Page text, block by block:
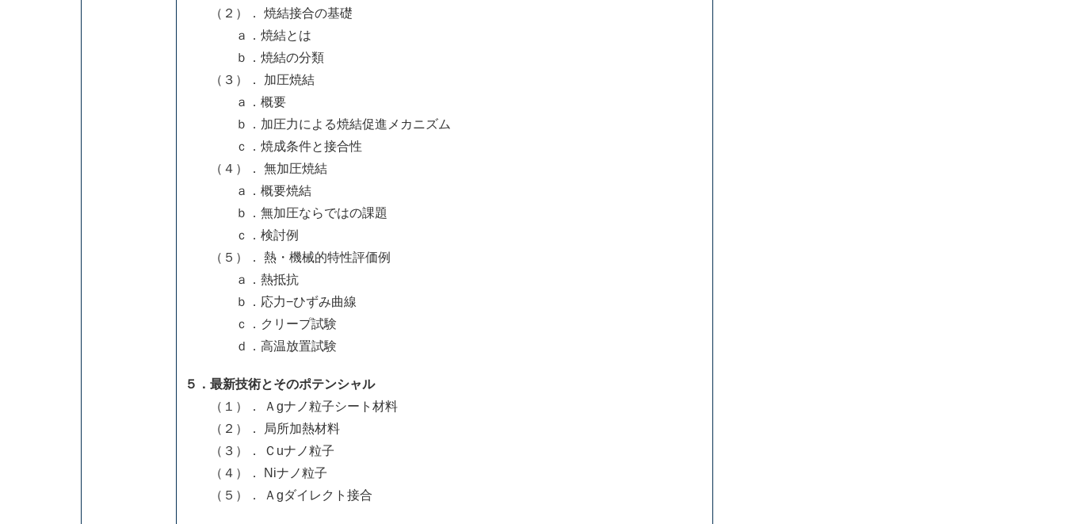
（２）． 焼結接合の基礎
ａ．焼結とは
ｂ．焼結の分類
（３）． 加圧焼結
ａ．概要
ｂ．加圧力による焼結促進メカニズム
ｃ．焼成条件と接合性
（４）． 無加圧焼結
ａ．概要焼結
ｂ．無加圧ならではの課題
ｃ．検討例
（５）． 熱・機械的特性評価例
ａ．熱抵抗
ｂ．応力−ひずみ曲線
ｃ．クリープ試験
ｄ．高温放置試験
５．最新技術とそのポテンシャル
（１）． Ａgナノ粒子シート材料
（２）． 局所加熱材料
（３）． Ｃuナノ粒子
（４）． Niナノ粒子
（５）． Ａgダイレクト接合